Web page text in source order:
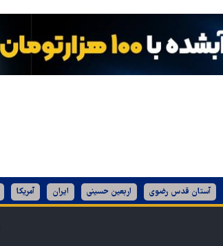
آستان قدس رضوی اربعین حسینی ایران آمریکا